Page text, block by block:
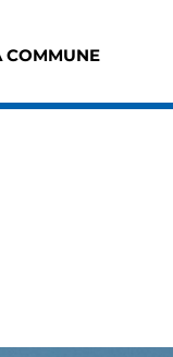
Présentation
COMMUNE
Accès au sous-